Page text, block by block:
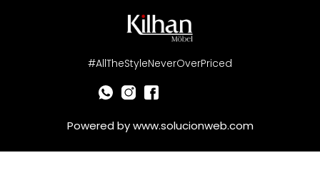
#AllTheStyleNeverOverPriced
Powered bywww.solucionweb.com